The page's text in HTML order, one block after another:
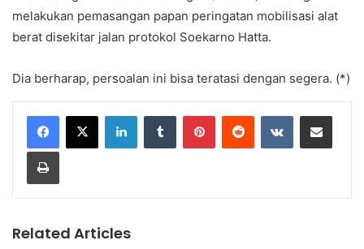
melakukan pemasangan papan peringatan mobilisasi alat
berat disekitar jalan protokol Soekarno Hatta.
Dia berharap, persoalan ini bisa teratasi dengan segera. (*)
LinkedInTumblr PinterestReddit VKontakteShare via Email
Print
Related Articles